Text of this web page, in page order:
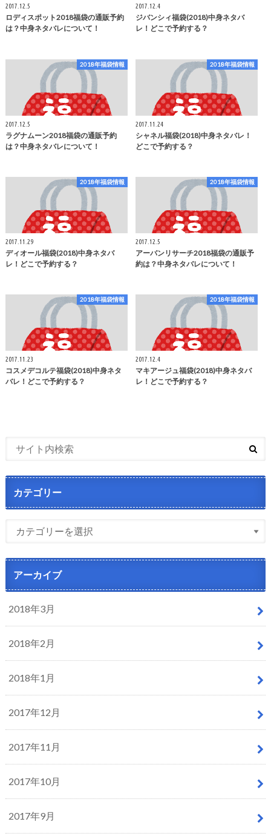
2017.12.5
ロディスポット2018福袋の通販予約
は？中身ネタバレについて！
2017.12.4
ジバンシィ福袋(2018)中身ネタバ
レ！どこで予約する？
2018年福袋情報
2017.12.5
ラグナムーン2018福袋の通販予約
は？中身ネタバレについて！
2018年福袋情報
2017.11.24
シャネル福袋(2018)中身ネタバレ！
どこで予約する？
2018年福袋情報
2017.11.29
ディオール福袋(2018)中身ネタバ
レ！どこで予約する？
2018年福袋情報
2017.12.5
アーバンリサーチ2018福袋の通販予
約は？中身ネタバレについて！
2018年福袋情報
2017.11.23
コスメデコルテ福袋(2018)中身ネタ
バレ！どこで予約する？
2018年福袋情報
2017.12.4
マキアージュ福袋(2018)中身ネタバ
レ！どこで予約する？
カテゴリー
アーカイブ
2018年3月
2018年2月
2018年1月
2017年12月
2017年11月
2017年10月
2017年9月